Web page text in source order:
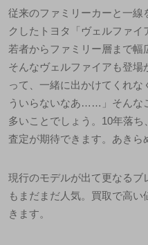
従来のファミリーカーと一線
クしたトヨタ「ヴェルファイ
若者からファミリー層まで幅
そんなヴェルファイアも登場
って、一緒に出かけてくれ
ういらないなあ……」そんな
多いことでしょう。10年落
査定が期待できます。あきら
現行のモデルが出て更なる
もまだまだ人気。買取で高
きます。